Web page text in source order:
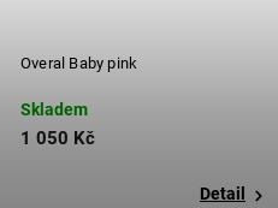
Overal Baby pink
Skladem
1 050 Kč
Detail